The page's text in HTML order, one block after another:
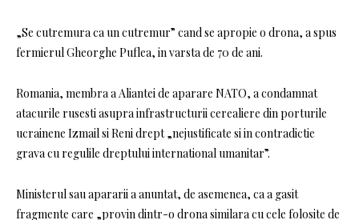
„Se cutremura ca un cutremur” cand se apropie o drona, a spus
fermierul Gheorghe Puflea, in varsta de 70 de ani.
Romania, membra a Aliantei de aparare NATO, a condamnat
atacurile rusesti asupra infrastructurii cerealiere din porturile
ucrainene Izmail si Reni drept „nejustificate si in contradictie
grava cu regulile dreptului international umanitar”.
Ministerul sau apararii a anuntat, de asemenea, ca a gasit
fragmente care „provin dintr-o drona similara cu cele folosite de